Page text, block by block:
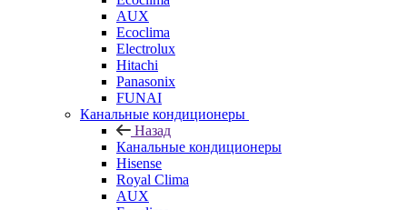
AUX
Ecoclima
Electrolux
Hitachi
Panasonix
FUNAI
Канальные кондиционеры
Назад
Канальные кондиционеры
Hisense
Royal Clima
AUX